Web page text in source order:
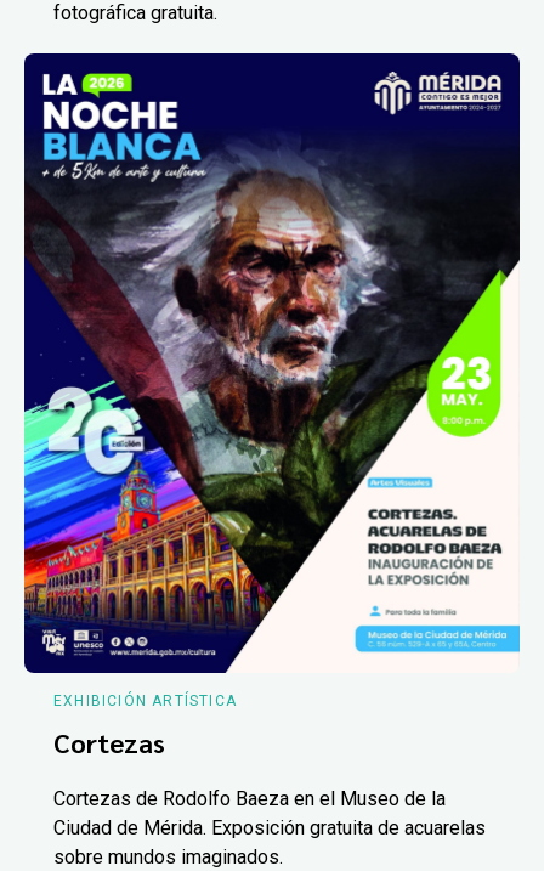
fotográfica gratuita.
EXHIBICIÓN ARTÍSTICA
Cortezas
Cortezas de Rodolfo Baeza en el Museo de la
Ciudad de Mérida. Exposición gratuita de acuarelas
sobre mundos imaginados.